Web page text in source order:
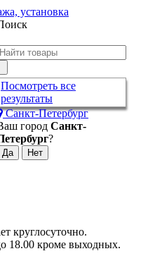
установка
Посмотреть все
результаты
Санкт-Петербург
город Санкт-
?
круглосуточно.
18.00 кроме выходных.